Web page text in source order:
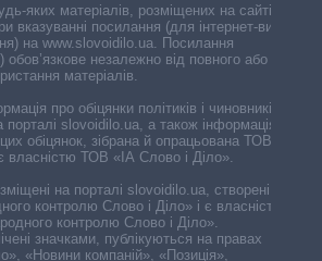
яких матеріалів, розміщених на сайті,
вказуванні посилання (для інтернет-видань
на www.slovoidilo.ua. Посилання
обов’язкове незалежно від повного або
матеріалів.
про обіцянки політиків і чиновників,
slovoidilo.ua, а також інформація про
обіцянок, зібрана й опрацьована ТОВ «ІА
власністю ТОВ «ІА Слово і Діло».
на порталі slovoidilo.ua, створені ГО
контролю Слово і Діло» і є власністю
контролю Слово і Діло».
значками, публікуються на правах
«Новини компаній», «Позиція»,